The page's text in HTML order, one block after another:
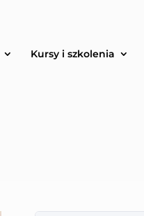
Kursy i szkolenia